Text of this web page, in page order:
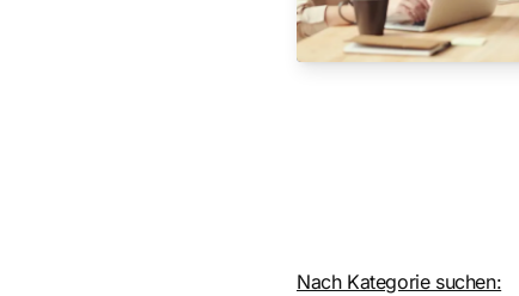
Nach Kategorie suchen: